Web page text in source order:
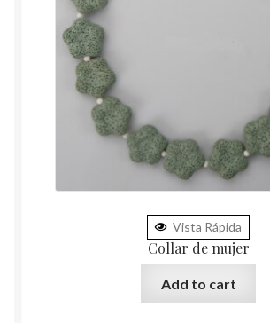
Vista Rápida
Collar de mujer
Add to cart